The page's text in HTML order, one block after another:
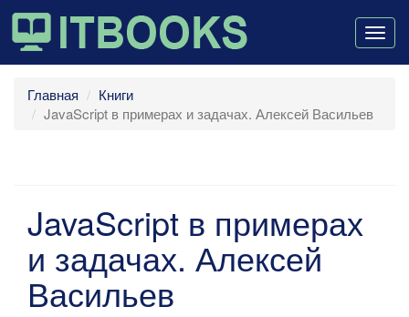
Главная
Книги
JavaScript в примерах и задачах. Алексей Васильев
JavaScript в примерах
и задачах. Алексей
Васильев